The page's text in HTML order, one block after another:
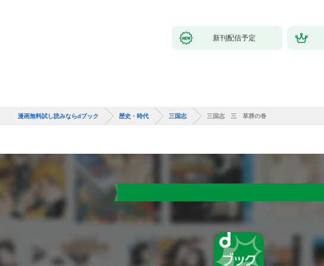
新刊配信予定
漫画無料試し読みならdブック 歴史・時代 三国志 三国志 三 草莽の巻